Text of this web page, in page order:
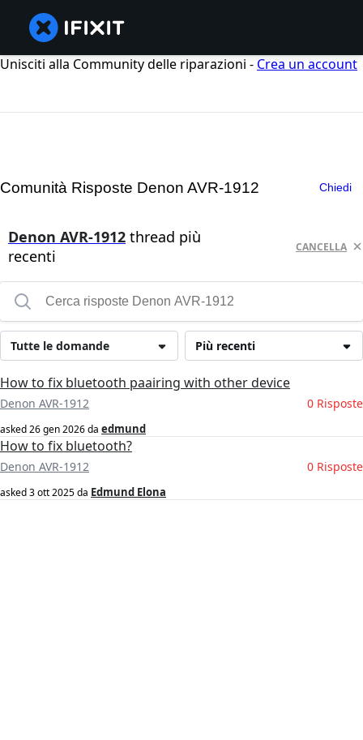
Unisciti alla Community delle riparazioni - Crea un account
Comunità Risposte Denon AVR-1912 Chiedi
Denon AVR-1912 thread più
recenti
CANCELLA
Più recenti
Tutte le domande
How to fix bluetooth paairing with other device
Denon AVR-1912 0 Risposte
asked26 gen 2026da edmund
How to fix bluetooth?
Denon AVR-1912 0 Risposte
asked3 ott 2025da Edmund Elona